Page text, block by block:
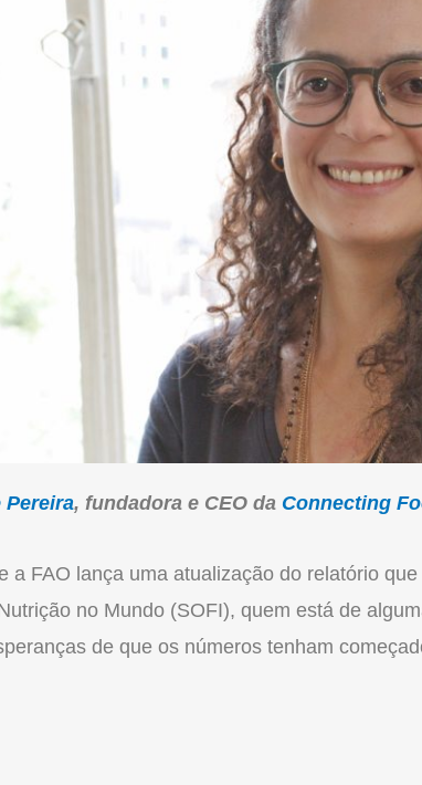
, fundadora e CEO da Connecting
a FAO lança uma atualização do relatório
no Mundo (SOFI), quem está de
de que os números tenham